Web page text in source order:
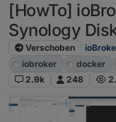
[HowTo]
Synology
Verschoben
iobroker
docker
2.9k
248